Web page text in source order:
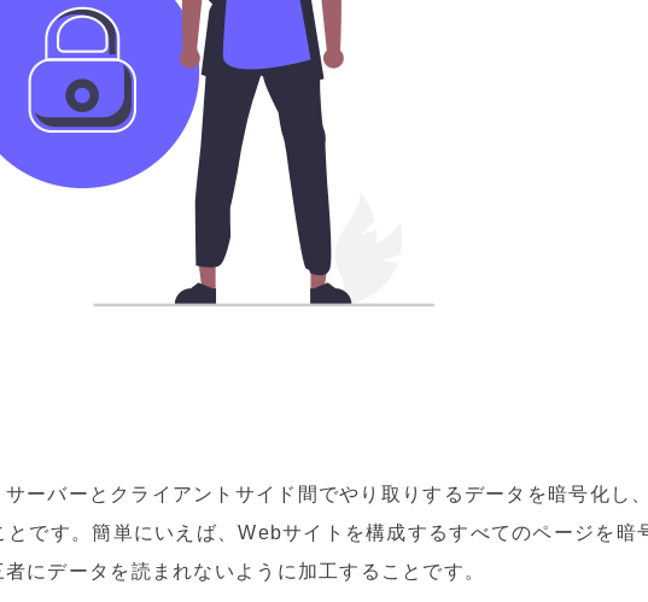
ーバーとクライアントサイド間でやり取りするデータを暗号化し
です。簡単にいえば、Webサイトを構成するすべてのページを暗
にデータを読まれないように加工することです。